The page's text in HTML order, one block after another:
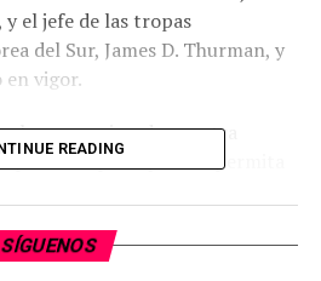
el jefe de las tropas
del Sur, James D. Thurman, y
vigor.
hemos mejorado nuestra
para que nos permita
dos aliados en un comunicado.
READING
SÍGUENOS